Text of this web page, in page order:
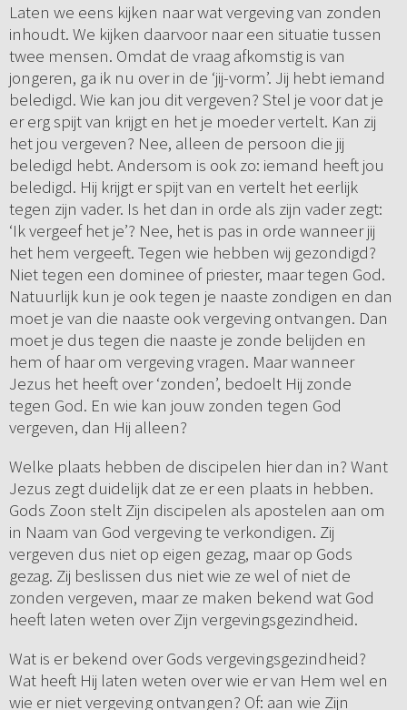
Laten we eens kijken naar wat vergeving van zonden
inhoudt. We kijken daarvoor naar een situatie tussen
twee mensen. Omdat de vraag afkomstig is van
jongeren, ga ik nu over in de ‘jij-vorm’. Jij hebt iemand
beledigd. Wie kan jou dit vergeven? Stel je voor dat je
er erg spijt van krijgt en het je moeder vertelt. Kan zij
het jou vergeven? Nee, alleen de persoon die jij
beledigd hebt. Andersom is ook zo: iemand heeft jou
beledigd. Hij krijgt er spijt van en vertelt het eerlijk
tegen zijn vader. Is het dan in orde als zijn vader zegt:
‘Ik vergeef het je’? Nee, het is pas in orde wanneer jij
het hem vergeeft. Tegen wie hebben wij gezondigd?
Niet tegen een dominee of priester, maar tegen God.
Natuurlijk kun je ook tegen je naaste zondigen en dan
moet je van die naaste ook vergeving ontvangen. Dan
moet je dus tegen die naaste je zonde belijden en
hem of haar om vergeving vragen. Maar wanneer
Jezus het heeft over ‘zonden’, bedoelt Hij zonde
tegen God. En wie kan jouw zonden tegen God
vergeven, dan Hij alleen?
Welke plaats hebben de discipelen hier dan in? Want
Jezus zegt duidelijk dat ze er een plaats in hebben.
Gods Zoon stelt Zijn discipelen als apostelen aan om
in Naam van God vergeving te verkondigen. Zij
vergeven dus niet op eigen gezag, maar op Gods
gezag. Zij beslissen dus niet wie ze wel of niet de
zonden vergeven, maar ze maken bekend wat God
heeft laten weten over Zijn vergevingsgezindheid.
Wat is er bekend over Gods vergevingsgezindheid?
Wat heeft Hij laten weten over wie er van Hem wel en
wie er niet vergeving ontvangen? Of: aan wie Zijn